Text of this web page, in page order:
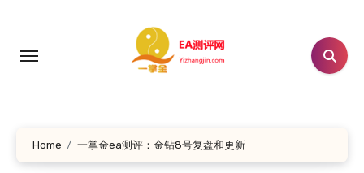
Home 一掌金ea测评：金钻8号复盘和更新